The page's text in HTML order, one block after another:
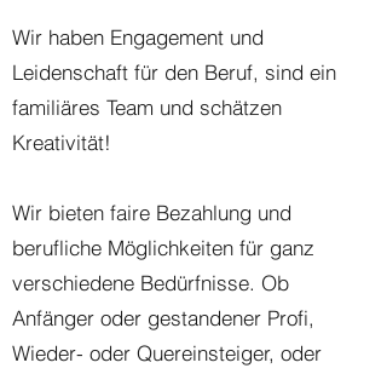
Wir haben Engagement und
Leidenschaft für den Beruf, sind ein
familiäres Team und schätzen
Kreativität!
Wir bieten faire Bezahlung und
berufliche Möglichkeiten für ganz
verschiedene Bedürfnisse. Ob
Anfänger oder gestandener Profi,
Wieder- oder Quereinsteiger, oder